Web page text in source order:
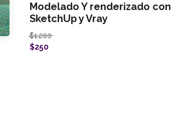
Modelado Y renderizado con
SketchUp y Vray
$1.200
$250